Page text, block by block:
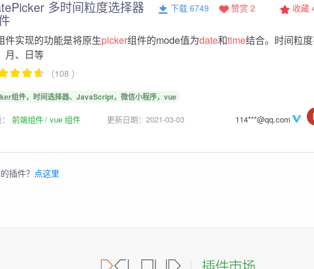
多时间粒度选择器 收藏
赞赏 2
下载 6749
件实现的功能是将原生picker组件的mode值为date和time结合。时间粒
月、日等
（108 ）
组件，时间选择器、JavaScript，微信小程序，vue
前端组件 vue 组件 更新日期：2021-03-03 114***@qq.com
插件？ 点这里